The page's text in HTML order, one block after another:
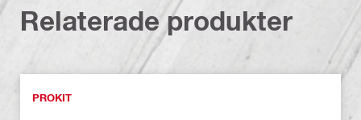
Relaterade produkter
PROKIT